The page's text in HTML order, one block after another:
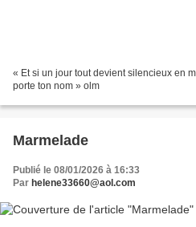
« Et si un jour tout devient silencieux en
porte ton nom » olm
Marmelade
Publié le 08/01/2026 à 16:33
Par helene33660@aol.com